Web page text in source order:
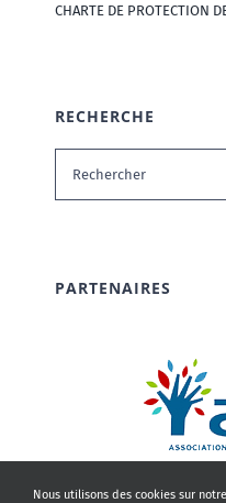
CHARTE DE PROTECTION
RECHERCHE
Rechercher:
PARTENAIRES
Nous utilisons des cookies sur